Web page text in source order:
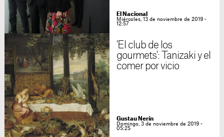
El Nacional
Miércoles, 13 de noviembre de 2019 -
12:57
'El club de los
gourmets': Tanizaki y el
comer por vicio
Gustau Nerín
Domingo, 3 de noviembre de 2019 -
05:25